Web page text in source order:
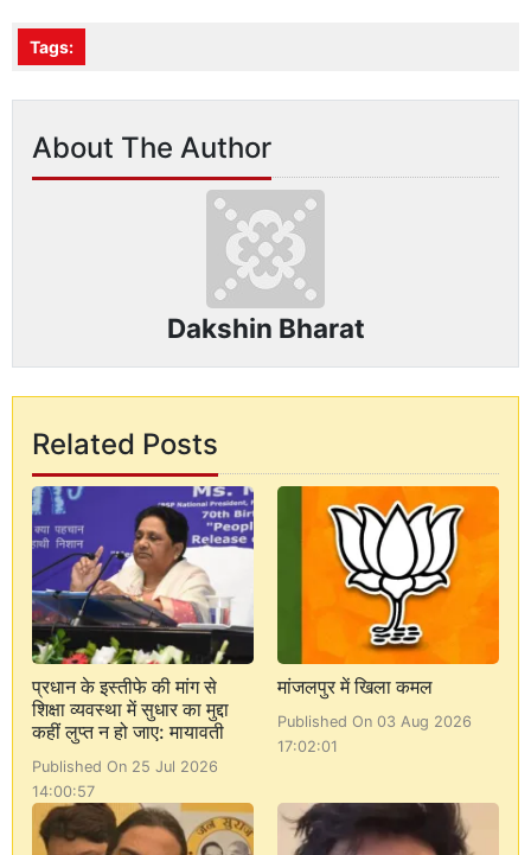
Tags:
About The Author
Dakshin Bharat
Related Posts
प्रधान के इस्तीफे की मांग से
शिक्षा व्यवस्था में सुधार का मुद्दा
कहीं लुप्त न हो जाए: मायावती
Published On 25 Jul 2026
14:00:57
मांजलपुर में खिला कमल
Published On 03 Aug 2026
17:02:01